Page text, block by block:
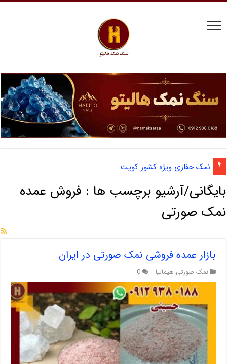
نمک حفاری ویژه کشور کویت
بایگانی/آرشیو برچسب ها : فروش عمده
نمک صورتی
بازار عمده فروشی نمک صورتی در ایران
نمک صورتی هیمالیا 0